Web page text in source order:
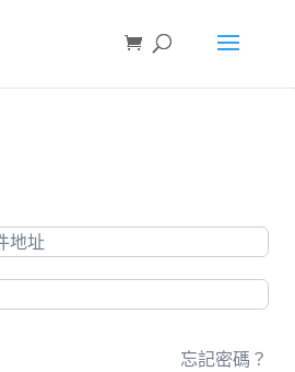
忘記密碼？